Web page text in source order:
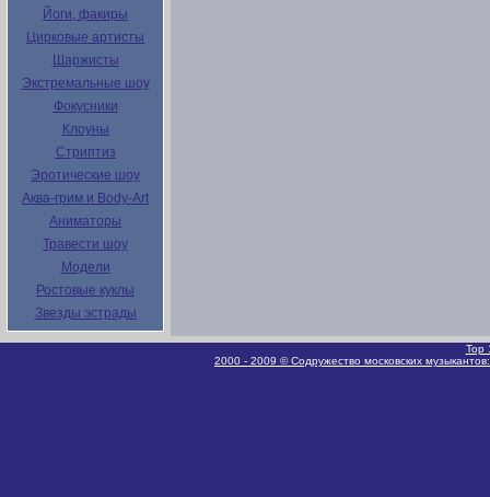
Йоги, факиры
Цирковые артисты
Шаржисты
Экстремальные шоу
Фокусники
Клоуны
Стриптиз
Эротические шоу
Аква-грим и Body-Art
Аниматоры
Травести шоу
Модели
Ростовые куклы
Звезды эстрады
Top
2000 - 2009 © Содружество московских